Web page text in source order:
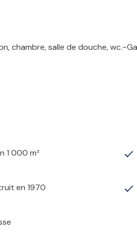
chambre, salle de douche,
1 000 m²
en 1970